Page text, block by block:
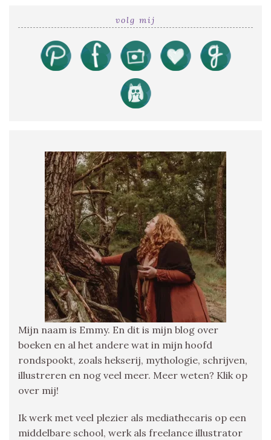
volg mij
Mijn naam is Emmy. En dit is mijn blog over
boeken en al het andere wat in mijn hoofd
rondspookt, zoals hekserij, mythologie, schrijven,
illustreren en nog veel meer. Meer weten? Klik op
over mij!
Ik werk met veel plezier als mediathecaris op een
middelbare school, werk als freelance illustrator